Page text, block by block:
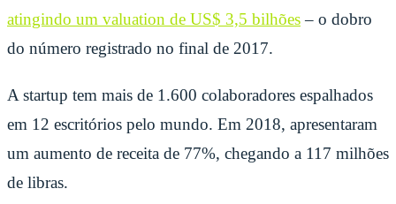
atingindo um valuation de US$ 3,5 bilhões– o dobro
do número registrado no final de 2017.
A startup tem mais de 1.600 colaboradores espalhados
em 12 escritórios pelo mundo. Em 2018, apresentaram
um aumento de receita de 77%, chegando a 117 milhões
de libras.